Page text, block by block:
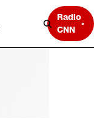
Radio
CNN